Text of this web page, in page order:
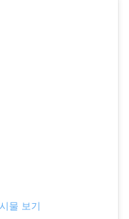
물 보기